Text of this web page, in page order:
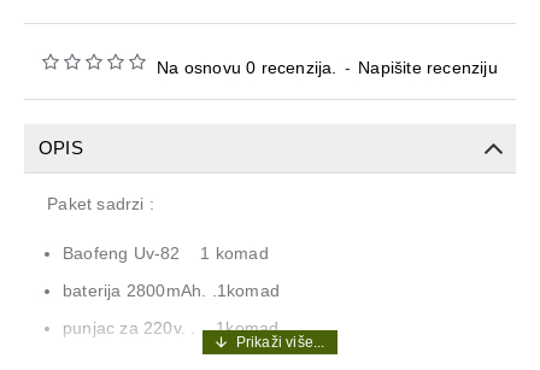
Na osnovu 0 recenzija. - Napišite recenziju
OPIS
Paket sadrzi :
Baofeng Uv-82 1 komad
baterija 2800mAh. .1komad
punjac za 220v. . . .1komad